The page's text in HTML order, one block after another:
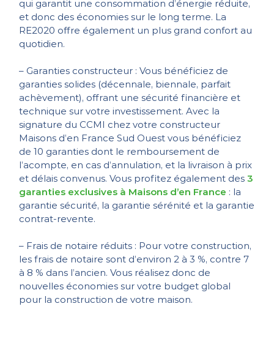
qui garantit une consommation d’énergie réduite,
et donc des économies sur le long terme. La
RE2020 offre également un plus grand confort au
quotidien.
– Garanties constructeur : Vous bénéficiez de
garanties solides (décennale, biennale, parfait
achèvement), offrant une sécurité financière et
technique sur votre investissement. Avec la
signature du CCMI chez votre constructeur
Maisons d’en France Sud Ouest vous bénéficiez
de 10 garanties dont le remboursement de
l’acompte, en cas d’annulation, et la livraison à prix
et délais convenus. Vous profitez également des3
garanties exclusives à Maisons d’en France : la
garantie sécurité, la garantie sérénité et la garantie
contrat-revente.
– Frais de notaire réduits : Pour votre construction,
les frais de notaire sont d’environ 2 à 3 %, contre 7
à 8 % dans l’ancien. Vous réalisez donc de
nouvelles économies sur votre budget global
pour la construction de votre maison.